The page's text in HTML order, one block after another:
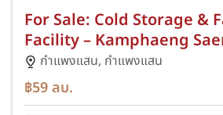
For Sale: Cold Storage &
Facility – Kamphaeng
Pathom ขาย โรงงาน ห้องเย็น
นครปฐม มาตรฐาน HACCP ใ
กำแพงแสน
กำแพงแสน, กำแพงแสน
฿59ลบ.